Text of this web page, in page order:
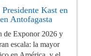
Kast en
Antofagasta
de Exponor 2026 y
escala: la mayor